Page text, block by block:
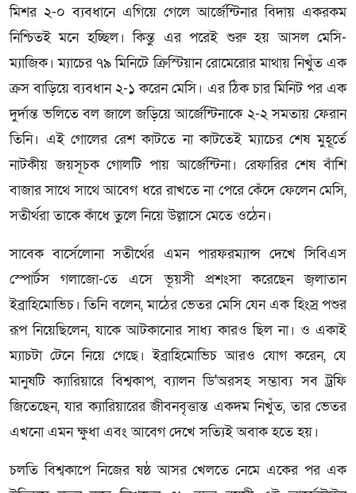
মিশর ২-০ ব্যবধানে এগিয়ে গেলে আর্জেন্টিনার বিদায় একরকম
নিশ্চিতই মনে হচ্ছিল। কিন্তু এর পরেই শুরু হয় আসল মেসি-
ম্যাজিক। ম্যাচের ৭৯ মিনিটে ক্রিস্টিয়ান রোমেরোর মাথায় নিখুঁত এক
ক্রস বাড়িয়ে ব্যবধান ২-১ করেন মেসি। এর ঠিক চার মিনিট পর এক
দুর্দান্ত ভলিতে বল জালে জড়িয়ে আর্জেন্টিনাকে ২-২ সমতায় ফেরান
তিনি। এই গোলের রেশ কাটতে না কাটতেই ম্যাচের শেষ মুহূর্তে
নাটকীয় জয়সূচক গোলটি পায় আর্জেন্টিনা। রেফারির শেষ বাঁশি
বাজার সাথে সাথে আবেগ ধরে রাখতে না পেরে কেঁদে ফেলেন মেসি,
সতীর্থরা তাকে কাঁধে তুলে নিয়ে উল্লাসে মেতে ওঠেন।
সাবেক বার্সেলোনা সতীর্থের এমন পারফরম্যান্স দেখে সিবিএস
স্পোর্টস গলাজো-তে এসে ভূয়সী প্রশংসা করেছেন জ্লাতান
ইব্রাহিমোভিচ। তিনি বলেন, মাঠের ভেতর মেসি যেন এক হিংস্র পশুর
রূপ নিয়েছিলেন, যাকে আটকানোর সাধ্য কারও ছিল না। ও একাই
ম্যাচটা টেনে নিয়ে গেছে। ইব্রাহিমোভিচ আরও যোগ করেন, যে
মানুষটি ক্যারিয়ারে বিশ্বকাপ, ব্যালন ডি'অরসহ সম্ভাব্য সব ট্রফি
জিতেছেন, যার ক্যারিয়ারের জীবনবৃত্তান্ত একদম নিখুঁত, তার ভেতর
এখনো এমন ক্ষুধা এবং আবেগ দেখে সত্যিই অবাক হতে হয়।
চলতি বিশ্বকাপে নিজের ষষ্ঠ আসর খেলতে নেমে একের পর এক